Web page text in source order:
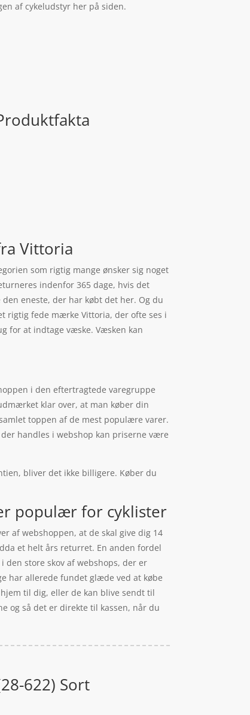
af cykeludstyr her på siden.
Vittoria
som rigtig mange ønsker sig noget
indenfor 365 dage, hvis det
eneste, der har købt det her. Og du
rigtig fede mærke Vittoria, der ofte ses i
for at indtage væske. Væsken kan
i den eftertragtede varegruppe
klar over, at man køber din
toppen af de mest populære varer.
handles i webshop kan priserne være
bliver det ikke billigere. Køber du
populær for cyklister
af webshoppen, at de skal give dig 14
et helt års returret. En anden fordel
store skov af webshops, der er
har allerede fundet glæde ved at købe
til dig, eller de kan blive sendt til
og så det er direkte til kassen, når du
622) Sort